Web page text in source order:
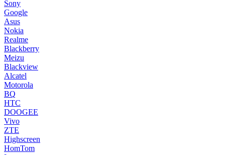
Sony
Google
Asus
Nokia
Realme
Blackberry
Meizu
Blackview
Alcatel
Motorola
BQ
HTC
DOOGEE
Vivo
ZTE
Highscreen
HomTom